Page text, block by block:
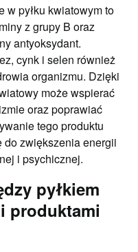
w pyłku kwiatowym to
z grupy B oraz
antyoksydant.
cynk i selen również
organizmu. Dzięki
może wspierać
oraz poprawiać
tego produktu
do zwiększenia energii
i psychicznej.
pyłkiem
produktami